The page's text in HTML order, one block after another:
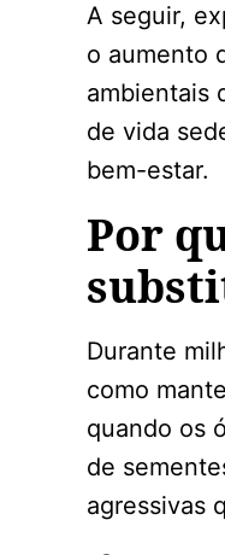
A seguir,
o aumento
ambientais
de vida
bem-estar.
Por
Durante
como
quando os
de
agressivas